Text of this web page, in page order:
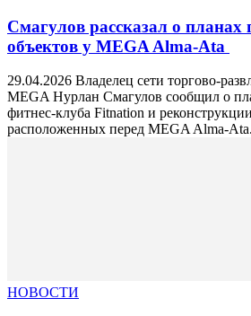
Смагулов рассказал о планах
объектов у MEGA Alma-Ata
29.04.2026 Владелец сети торгово-
MEGA Нурлан Смагулов сообщил о
фитнес-клуба Fitnation и
расположенных перед MEGA Alma-
НОВОСТИ